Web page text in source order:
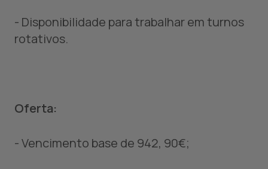
- Disponibilidade para trabalhar em turnos
rotativos.
Oferta:
- Vencimento base de 942, 90€;